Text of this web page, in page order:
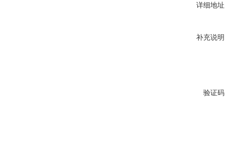
详细地址
补充说明
验证码